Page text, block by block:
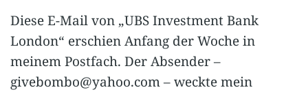
Diese E-Mail von „UBS Investment Bank
London“ erschien Anfang der Woche in
meinem Postfach. Der Absender –
givebombo@yahoo.com– weckte mein